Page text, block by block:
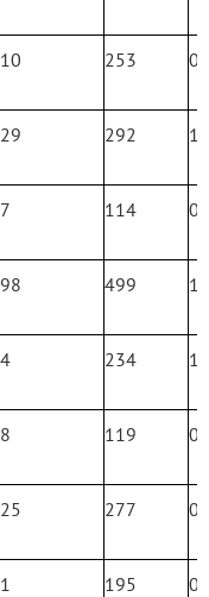
253 0
292 1
114 0
499 1
234 1
119 0
277 0
195 0